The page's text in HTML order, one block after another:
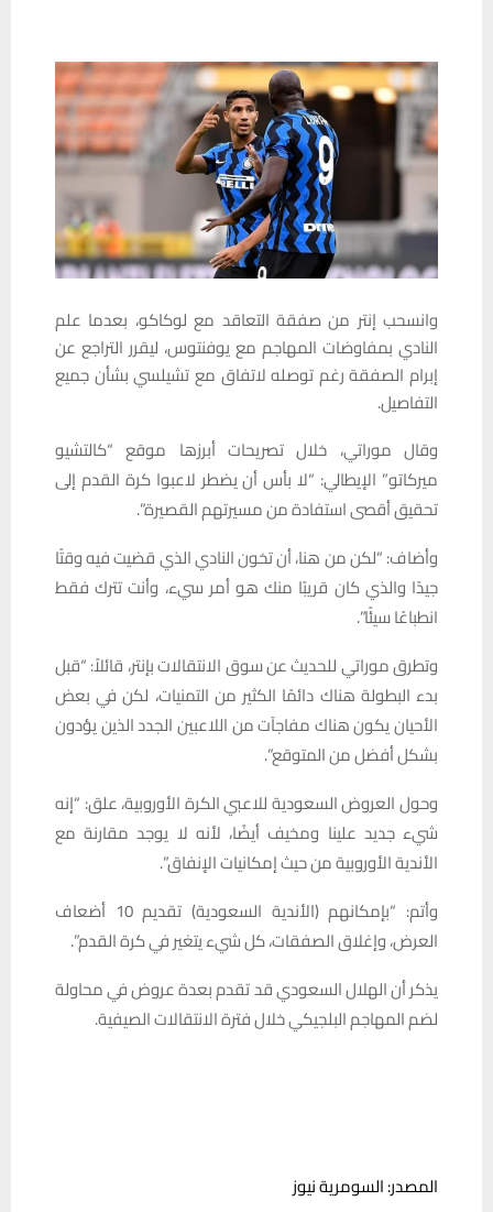
وانسحب إنتر من صفقة التعاقد مع لوكاكو، بعدما علم
النادي بمفاوضات المهاجم مع يوفنتوس، ليقرر التراجع عن
إبرام الصفقة رغم توصله لاتفاق مع تشيلسي بشأن جميع
التفاصيل.
وقال موراتي، خلال تصريحات أبرزها موقع “كالتشيو
ميركاتو” الإيطالي: “لا بأس أن يضطر لاعبوا كرة القدم إلى
تحقيق أقصى استفادة من مسيرتهم القصيرة”.
وأضاف: “لكن من هنا، أن تخون النادي الذي قضيت فيه وقتًا
جيدًا والذي كان قريبًا منك هو أمر سيء، وأنت تترك فقط
انطباعًا سيئًا”.
وتطرق موراتي للحديث عن سوق الانتقالات بإنتر، قائلاً: “قبل
بدء البطولة هناك دائمًا الكثير من التمنيات، لكن في بعض
الأحيان يكون هناك مفاجآت من اللاعبين الجدد الذين يؤدون
بشكل أفضل من المتوقع”.
وحول العروض السعودية للاعبي الكرة الأوروبية، علق: “إنه
شيء جديد علينا ومخيف أيضًا، لأنه لا يوجد مقارنة مع
الأندية الأوروبية من حيث إمكانيات الإنفاق”.
وأتم: “بإمكانهم (الأندية السعودية) تقديم 10 أضعاف
العرض، وإغلاق الصفقات، كل شيء يتغير في كرة القدم”.
يذكر أن الهلال السعودي قد تقدم بعدة عروض في محاولة
لضم المهاجم البلجيكي خلال فترة الانتقالات الصيفية.
المصدر: السومرية نيوز